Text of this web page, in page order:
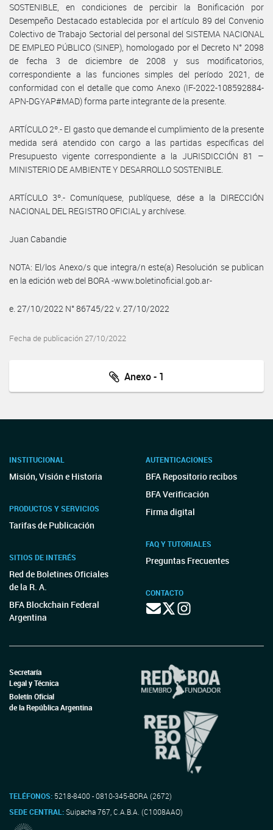
SOSTENIBLE, en condiciones de percibir la Bonificación por
Desempeño Destacado establecida por el artículo 89 del Convenio
Colectivo de Trabajo Sectorial del personal del SISTEMA NACIONAL
DE EMPLEO PÚBLICO (SINEP), homologado por el Decreto N° 2098
de fecha 3 de diciembre de 2008 y sus modificatorios,
correspondiente a las funciones simples del período 2021, de
conformidad con el detalle que como Anexo (IF-2022-108592884-
APN-DGYAP#MAD) forma parte integrante de la presente.
ARTÍCULO 2º.- El gasto que demande el cumplimiento de la presente
medida será atendido con cargo a las partidas específicas del
Presupuesto vigente correspondiente a la JURISDICCIÓN 81 –
MINISTERIO DE AMBIENTE Y DESARROLLO SOSTENIBLE.
ARTÍCULO 3º.- Comuníquese, publíquese, dése a la DIRECCIÓN
NACIONAL DEL REGISTRO OFICIAL y archívese.
Juan Cabandie
NOTA: El/los Anexo/s que integra/n este(a) Resolución se publican
en la edición web del BORA -www.boletinoficial.gob.ar-
e. 27/10/2022 N° 86745/22 v. 27/10/2022
Fecha de publicación 27/10/2022
Anexo - 1
INSTITUCIONAL
Misión, Visión e Historia
PRODUCTOS Y SERVICIOS
Tarifas de Publicación
SITIOS DE INTERÉS
Red de Boletines Oficiales
de la R. A.
BFA Blockchain Federal
Argentina
AUTENTICACIONES
BFA Repositorio recibos
BFA Verificación
Firma digital
FAQ Y TUTORIALES
Preguntas Frecuentes
CONTACTO
Secretaría
Legal y Técnica
Boletín Oficial
de la República Argentina
TELÉFONOS: 5218-8400 - 0810-345-BORA (2672)
SEDE CENTRAL:Suipacha 767, C.A.B.A. (C1008AAO)